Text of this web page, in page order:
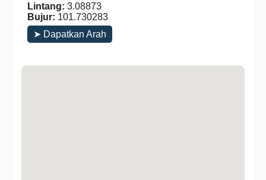
Lintang: 3.08873
Bujur: 101.730283
➤ Dapatkan Arah